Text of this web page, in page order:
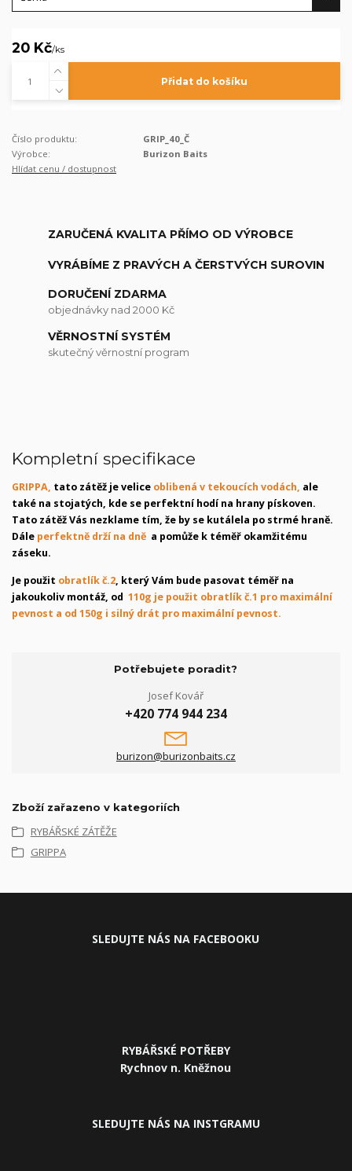
20 Kč/ks
Přidat do košíku
Číslo produktu:
GRIP_40_Č
Výrobce:
Burizon Baits
Hlídat cenu / dostupnost
ZARUČENÁ KVALITA PŘÍMO OD VÝROBCE
VYRÁBÍME Z PRAVÝCH A ČERSTVÝCH SUROVIN
DORUČENÍ ZDARMA
objednávky nad 2000 Kč
VĚRNOSTNÍ SYSTÉM
skutečný věrnostní program
Kompletní specifikace
GRIPPA, tato zátěž je velice oblibená v tekoucích vodách, ale
také na stojatých, kde se perfektní hodí na hrany pískoven.
Tato zátěž Vás nezklame tím, že by se kutálela po strmé hraně.
Dále perfektně drží na dně a pomůže k téměř okamžitému
záseku.
Je použit obratlík č.2, který Vám bude pasovat téměř na
jakoukoliv montáž, od 110g je použit obratlík č.1 pro maximální
pevnost a od 150g i silný drát pro maximální pevnost.
Potřebujete poradit?
Josef Kovář
+420 774 944 234
burizon@burizonbaits.cz
Zboží zařazeno v kategoriích
RYBÁŘSKÉ ZÁTĚŽE
GRIPPA
SLEDUJTE NÁS NA FACEBOOKU
RYBÁŘSKÉ POTŘEBY
Rychnov n. Kněžnou
SLEDUJTE NÁS NA INSTGRAMU